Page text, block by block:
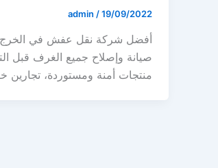
admin /19/09/2022
أفضل شركة نقل عفش في الخرج
صيانة وإصلاح جميع الغرف قبل
منتجات أمنة ومستوردة، تجارين